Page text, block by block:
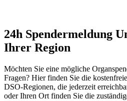
24h Spendermeldung
Ihrer Region​
Möchten Sie eine mögliche
Fragen? Hier finden Sie die
DSO-Regionen, die jederzeit
oder Ihren Ort finden Sie die